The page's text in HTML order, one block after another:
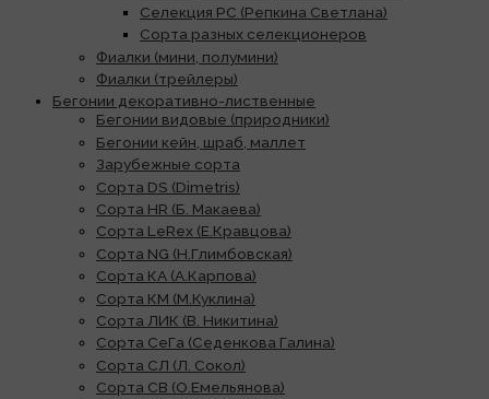
Селекция РС (Репкина Светлана)
Сорта разных селекционеров
Фиалки (мини, полумини)
Фиалки (трейлеры)
Бегонии декоративно-лиственные
Бегонии видовые (природники)
Бегонии кейн, шраб, маллет
Зарубежные сорта
Сорта DS (Dimetris)
Сорта HR (Б. Макаева)
Сорта LeRex (Е.Кравцова)
Сорта NG (Н.Глимбовская)
Сорта КА (А.Карпова)
Сорта КМ (М.Куклина)
Сорта ЛИК (В. Никитина)
Сорта СеГа (Седенкова Галина)
Сорта СЛ (Л. Сокол)
Сорта СВ (О.Емельянова)